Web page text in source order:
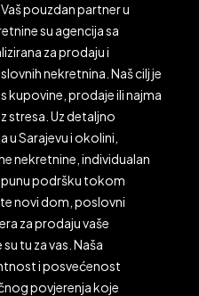
pouzdan partner u
su agencija sa
za prodaju i
nekretnina. Naš cilj je
kupovine, prodaje ili najma
stresa. Uz detaljno
Sarajevu i okolini,
nekretnine, individualan
podršku tokom
novi dom, poslovni
za prodaju vaše
tu za vas. Naša
i posvećenost
povjerenja koje